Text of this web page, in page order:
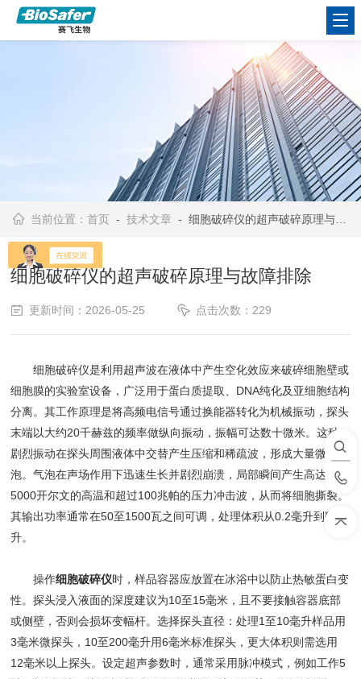
当前位置：首页 -技术文章 - 细胞破碎仪的超声破碎原理与故障排除
细胞破碎仪的超声破碎原理与故障排除
更新时间：2026-05-25 点击次数：229
细胞破碎仪是利用超声波在液体中产生空化效应来破碎细胞壁或
细胞膜的实验室设备，广泛用于蛋白质提取、DNA纯化及亚细胞结构
分离。其工作原理是将高频电信号通过换能器转化为机械振动，探头
末端以大约20千赫兹的频率做纵向振动，振幅可达数十微米。这种
剧烈振动在探头周围液体中交替产生压缩和稀疏波，形成大量微气
泡。气泡在声场作用下迅速生长并剧烈崩溃，局部瞬间产生高达
5000开尔文的高温和超过100兆帕的压力冲击波，从而将细胞撕裂。
其输出功率通常在50至1500瓦之间可调，处理体积从0.2毫升到数
升。
操作细胞破碎仪时，样品容器应放置在冰浴中以防止热敏蛋白变
性。探头浸入液面的深度建议为10至15毫米，且不要接触容器底部
或侧壁，否则会损坏变幅杆。选择探头直径：处理1至10毫升样品用
3毫米微探头，10至200毫升用6毫米标准探头，更大体积则需选用
12毫米以上探头。设定超声参数时，通常采用脉冲模式，例如工作5